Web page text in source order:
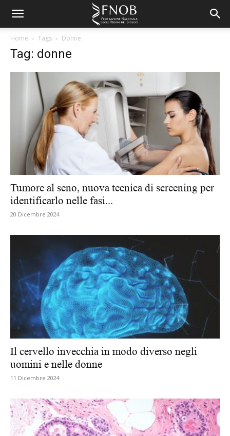
Home Tags Donne
Tag: donne
Tumore al seno, nuova tecnica di screening per
identificarlo nelle fasi...
20 Dicembre 2024
Il cervello invecchia in modo diverso negli
uomini e nelle donne
11 Dicembre 2024